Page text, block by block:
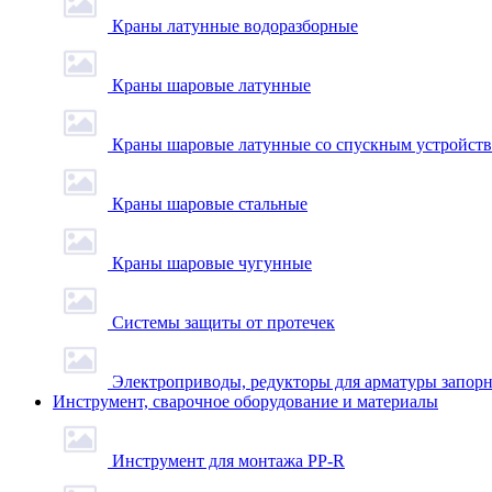
Краны латунные водоразборные
Краны шаровые латунные
Краны шаровые латунные со спускным
Краны шаровые стальные
Краны шаровые чугунные
Системы защиты от протечек
Электроприводы, редукторы для арматуры
Инструмент, сварочное оборудование и материалы
Инструмент для монтажа PP-R